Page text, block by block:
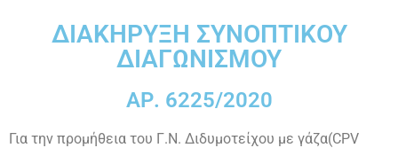
ΔΙΑΚΗΡΥΞΗ ΣΥΝΟΠΤΙΚΟΥ
ΔΙΑΓΩΝΙΣΜΟΥ
ΑΡ. 6225/2020
Για την προμήθεια του Γ.Ν. Διδυμοτείχου με γάζα(CPV